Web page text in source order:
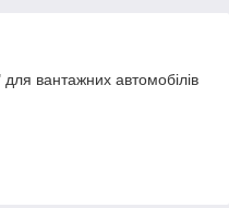
вантажних автомобілів